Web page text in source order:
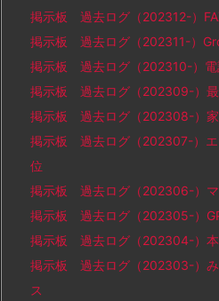
掲示板 過去ログ（202312-）
掲示板 過去ログ（202311-）
掲示板 過去ログ（202310-）電
掲示板 過去ログ（202309-）最
掲示板 過去ログ（202308-）家
掲示板 過去ログ（202307-）エ
位
掲示板 過去ログ（202306-）マ
掲示板 過去ログ（202305-）
掲示板 過去ログ（202304-）本
掲示板 過去ログ（202303-）み
ス